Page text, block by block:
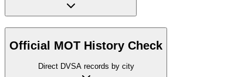
Official MOT History Check
Direct DVSA records by city